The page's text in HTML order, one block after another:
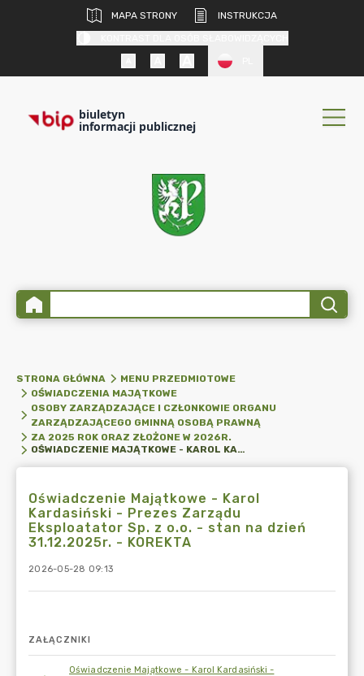
MAPA STRONY
INSTRUKCJA
biuletyn
informacji publicznej
STRONA GŁÓWNA
MENU PRZEDMIOTOWE
OŚWIADCZENIA MAJĄTKOWE
OSOBY ZARZĄDZAJĄCE I CZŁONKOWIE ORGANU
ZARZĄDZAJĄCEGO GMINNĄ OSOBĄ PRAWNĄ
ZA 2025 ROK ORAZ ZŁOŻONE W 2026R.
OŚWIADCZENIE MAJĄTKOWE - KAROL KARDASIŃSKI - PREZES ZARZĄDU EKSPLOATATOR SP. Z O.O. - STAN NA DZIEŃ 31.12.2025R. - KOREKTA
Oświadczenie Majątkowe - Karol
Kardasiński - Prezes Zarządu
Eksploatator Sp. z o.o. - stan na dzień
31.12.2025r. - KOREKTA
2026-05-28 09:13
ZAŁĄCZNIKI
Oświadczenie Majątkowe - Karol Kardasiński -